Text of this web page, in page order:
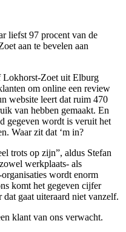
liefst 97 procent van de
aan te bevelen aan
Lokhorst-Zoet uit Elburg
om online een review
website leert dat ruim 470
van hebben gemaakt. En
gegeven wordt is veruit het
Waar zit dat ‘m in?
trots op zijn”, aldus Stefan
werkplaats- als
wordt enorm
komt het gegeven cijfer
gaat uiteraard niet vanzelf.
klant van ons verwacht.